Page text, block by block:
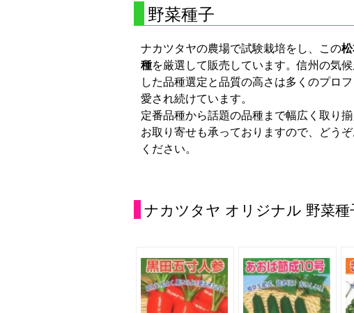
野菜種子
ナカツタヤの農場で試験栽培をし、この
種を厳選して販売しています。信州の気
した品種選定と品質の高さは多くのプロ
愛され続けています。
定番品種から話題の品種まで幅広く取り揃
お取り寄せも承っておりますので、どう
ください。
ナカツタヤ オリジナル 野菜種